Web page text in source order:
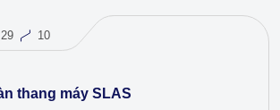
29 10
thang máy SLAS